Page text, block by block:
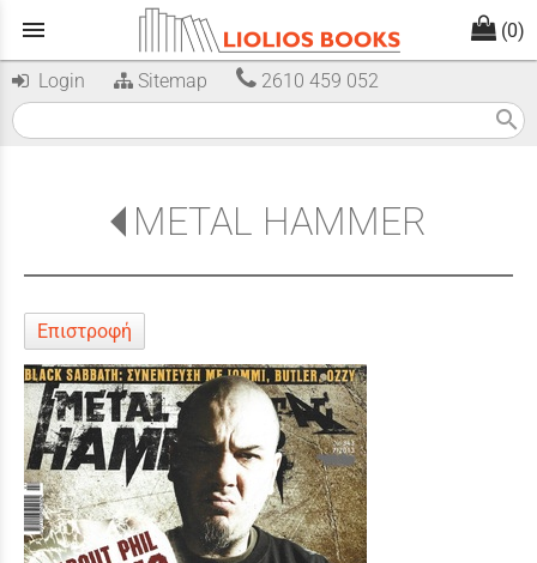
menu (0)
Login Sitemap 2610 459 052
search
METAL HAMMER
Επιστροφή